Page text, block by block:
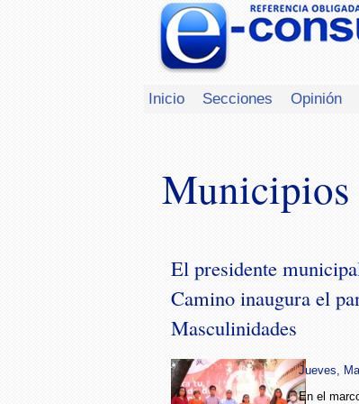
Inicio Secciones Opinión
Municipios
El presidente
Camino inaugura el
Masculinidades
Jueves,
En el